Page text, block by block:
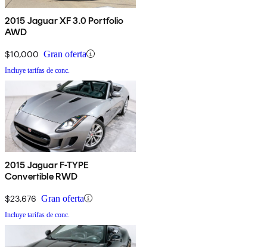
2015 Jaguar XF 3.0 Portfolio
AWD
$10,000 Gran oferta
Incluye tarifas de conc.
2015 Jaguar F-TYPE
Convertible RWD
$23,676 Gran oferta
Incluye tarifas de conc.